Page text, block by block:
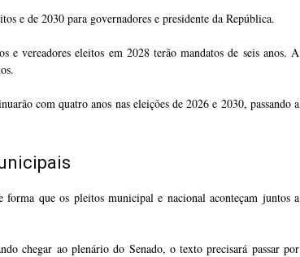
e de 2030 para governadores e presidente da República.
vereadores eleitos em 2028 terão mandatos de seis anos. A
com quatro anos nas eleições de 2026 e 2030, passando a
que os pleitos municipal e nacional aconteçam juntos a
chegar ao plenário do Senado, o texto precisará passar por